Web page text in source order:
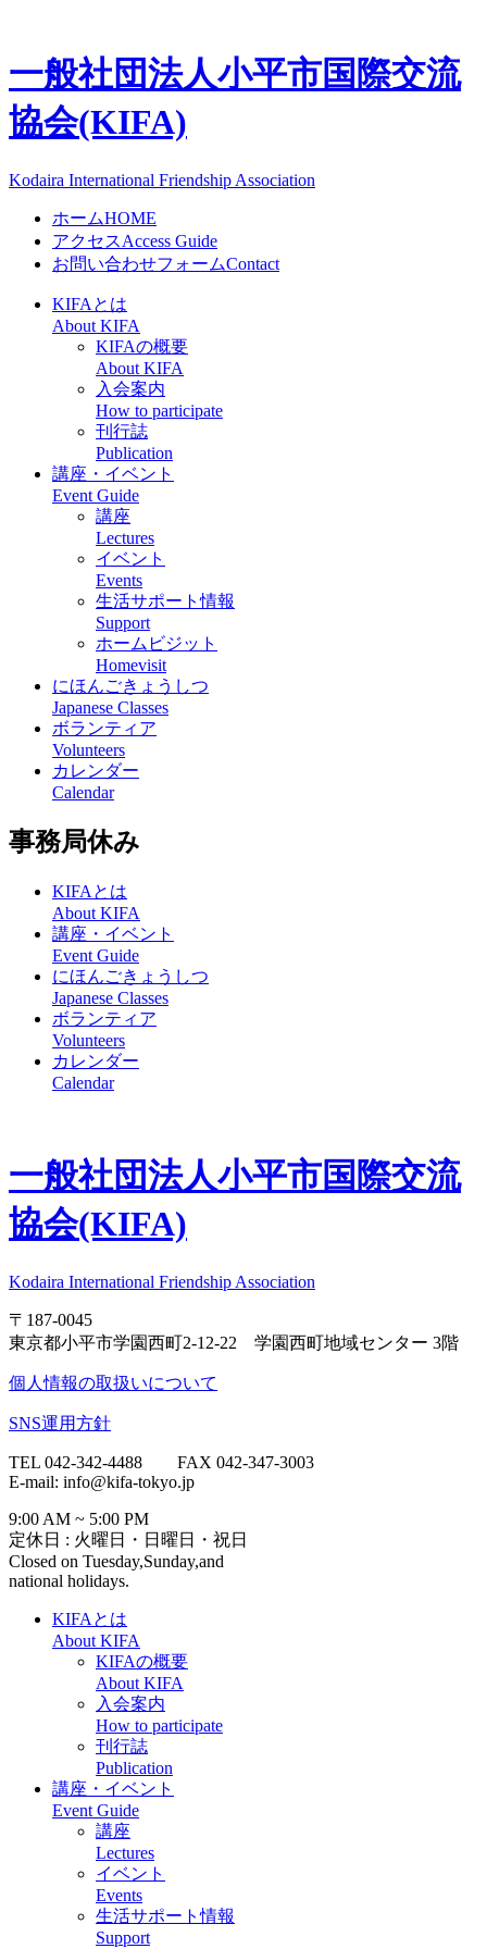
一般社団法人小平市国際交流
協会(KIFA)
Kodaira International Friendship Association
ホームHOME
アクセスAccess Guide
お問い合わせフォームContact
KIFAとは
About KIFA
KIFAの概要
About KIFA
入会案内
How to participate
刊行誌
Publication
講座・イベント
Event Guide
講座
Lectures
イベント
Events
生活サポート情報
Support
ホームビジット
Homevisit
にほんごきょうしつ
Japanese Classes
ボランティア
Volunteers
カレンダー
Calendar
事務局休み
KIFAとは
About KIFA
講座・イベント
Event Guide
にほんごきょうしつ
Japanese Classes
ボランティア
Volunteers
カレンダー
Calendar
一般社団法人小平市国際交流
協会(KIFA)
Kodaira International Friendship Association
〒187-0045
東京都小平市学園西町2-12-22 学園西町地域センター 3階
個人情報の取扱いについて
SNS運用方針
TEL 042-342-4488 FAX 042-347-3003
E-mail: info@kifa-tokyo.jp
9:00 AM ~ 5:00 PM
定休日 : 火曜日・日曜日・祝日
Closed on Tuesday,Sunday,and
national holidays.
KIFAとは
About KIFA
KIFAの概要
About KIFA
入会案内
How to participate
刊行誌
Publication
講座・イベント
Event Guide
講座
Lectures
イベント
Events
生活サポート情報
Support